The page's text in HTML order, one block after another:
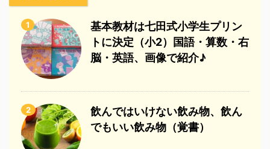
1
基本教材は七田式小学生プリン
トに決定（小2）国語・算数・右
脳・英語、画像で紹介♪
2
飲んではいけない飲み物、飲ん
でもいい飲み物（覚書）